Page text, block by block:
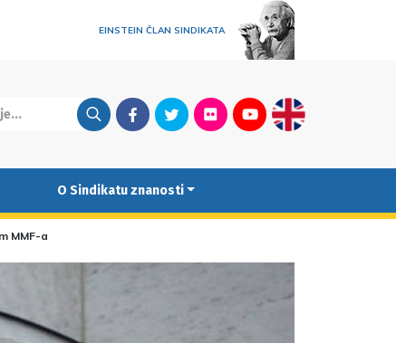
EINSTEIN ČLAN SINDIKATA
FacebookTwitterFlickrYoutubeEnglish
O Sindikatu znanosti
MMF-a